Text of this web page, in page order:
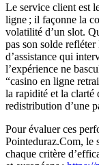
Le service client est
ligne ; il façonne la
volatilité d’un slot.
pas son solde
d’assistance qui
l’expérience ne
“casino en ligne
la rapidité et la clarté
redistribution d’une
Pour évaluer ces
Pointeduraz.Com, le
chaque critère